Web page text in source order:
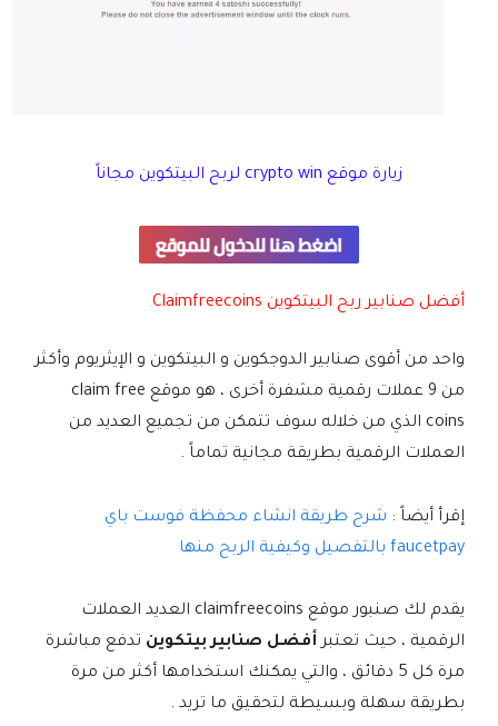
زيارة موقع crypto win لربح البيتكوين مجاناً
أفضل صنابير ربح البيتكوين Claimfreecoins
واحد من أقوى صنابير الدوجكوين و البيتكوين و الإيثريوم وأكثر
من 9 عملات رقمية مشفرة أخرى ، هو موقع claim free
coins الذي من خلاله سوف تتمكن من تجميع العديد من
العملات الرقمية بطريقة مجانية تماماً .
إقرأ أيضاً : شرح طريقة انشاء محفظة فوست باي
faucetpay بالتفصيل وكيفية الربح منها
يقدم لك صنبور موقع claimfreecoins العديد العملات
الرقمية ، حيث تعتبرأفضل صنابير بيتكوينتدفع مباشرة
مرة كل 5 دقائق ، والتي يمكنك استخدامها أكثر من مرة
بطريقة سهلة وبسيطة لتحقيق ما تريد .